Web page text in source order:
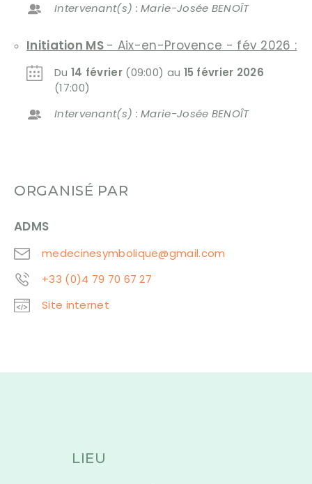
Intervenant(s) : Marie-Josée BENOÎT
Initiation MS - Aix-en-Provence - fév 2026 :
Du 14 février(09:00) au 15 février 2026
(17:00)
Intervenant(s) : Marie-Josée BENOÎT
ORGANISÉ PAR
ADMS
medecinesymbolique@gmail.com
+33 (0)4 79 70 67 27
Site internet
LIEU